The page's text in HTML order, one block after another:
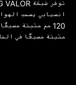
مثبتة مسبقًا في